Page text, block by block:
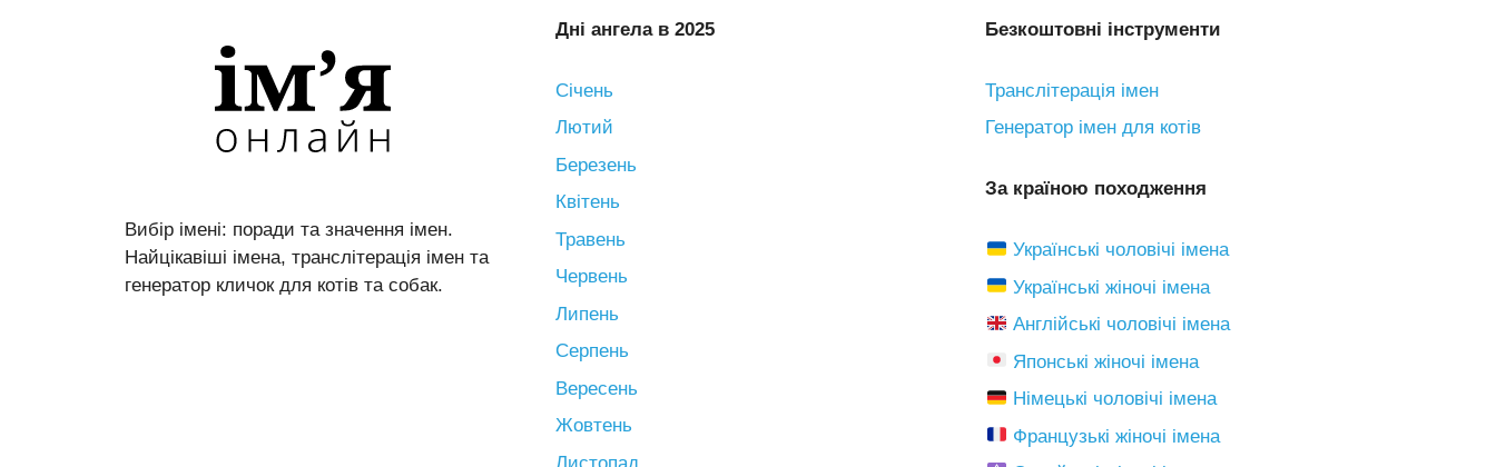
Вибір імені: поради та значення імен.
Найцікавіші імена, транслітерація імен та
генератор кличок для котів та собак.
Дні ангела в 2025
Січень
Лютий
Березень
Квітень
Травень
Червень
Липень
Серпень
Вересень
Жовтень
Безкоштовні інструменти
Транслітерація імен
Генератор імен для котів
За країною походження
Українські чоловічі імена
Українські жіночі імена
Англійські чоловічі імена
Японські жіночі імена
Німецькі чоловічі імена
Французькі жіночі імена